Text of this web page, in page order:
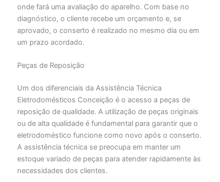
onde fará uma avaliação do aparelho. Com base no
diagnóstico, o cliente recebe um orçamento e, se
aprovado, o conserto é realizado no mesmo dia ou em
um prazo acordado.
Peças de Reposição
Um dos diferenciais da Assistência Técnica
Eletrodomésticos Conceição é o acesso a peças de
reposição de qualidade. A utilização de peças originais
ou de alta qualidade é fundamental para garantir que o
eletrodoméstico funcione como novo após o conserto.
A assistência técnica se preocupa em manter um
estoque variado de peças para atender rapidamente às
necessidades dos clientes.